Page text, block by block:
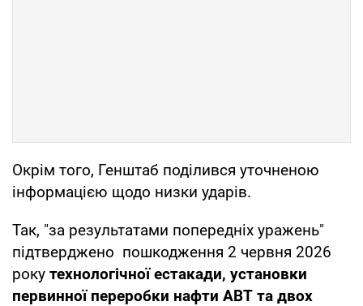
Окрім того, Генштаб поділився уточненою
інформацією щодо низки ударів.
Так, "за результатами попередніх уражень"
підтверджено пошкодження 2 червня 2026
року технологічної естакади, установки
первинної переробки нафти АВТ та двох